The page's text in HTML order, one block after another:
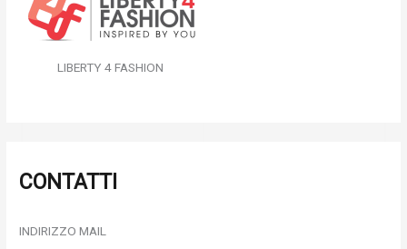
LIBERTY 4 FASHION
CONTATTI
INDIRIZZO MAIL